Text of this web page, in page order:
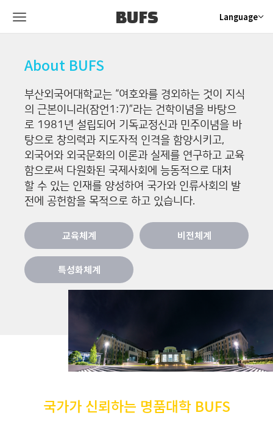
BUFS Language
About BUFS
부산외국어대학교는 “여호와를 경외하는 것이 지식
의 근본이니라(잠언1:7)”라는 건학이념을 바탕으
로 1981년 설립되어 기독교정신과 민주이념을 바
탕으로 창의력과 지도자적 인격을 함양시키고,
외국어와 외국문화의 이론과 실제를 연구하고 교육
함으로써 다원화된 국제사회에 능동적으로 대처
할 수 있는 인재를 양성하여 국가와 인류사회의 발
전에 공헌함을 목적으로 하고 있습니다.
교육체계 비전체계
특성화체계
국가가 신뢰하는 명품대학 BUFS